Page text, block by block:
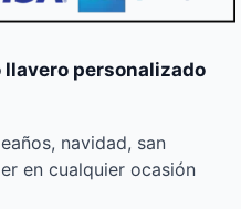
personalizado
navidad, san
en cualquier ocasión